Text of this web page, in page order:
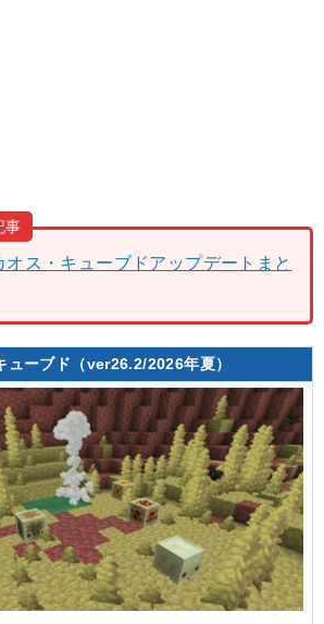
事
オス・キューブドアップデートまと
ューブド（ver26.2/2026年夏）